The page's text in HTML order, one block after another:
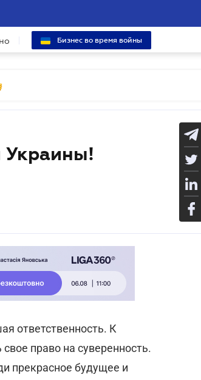
Бизнес во время войны
Украины!
ответственность. К
право на суверенность.
прекрасное будущее и